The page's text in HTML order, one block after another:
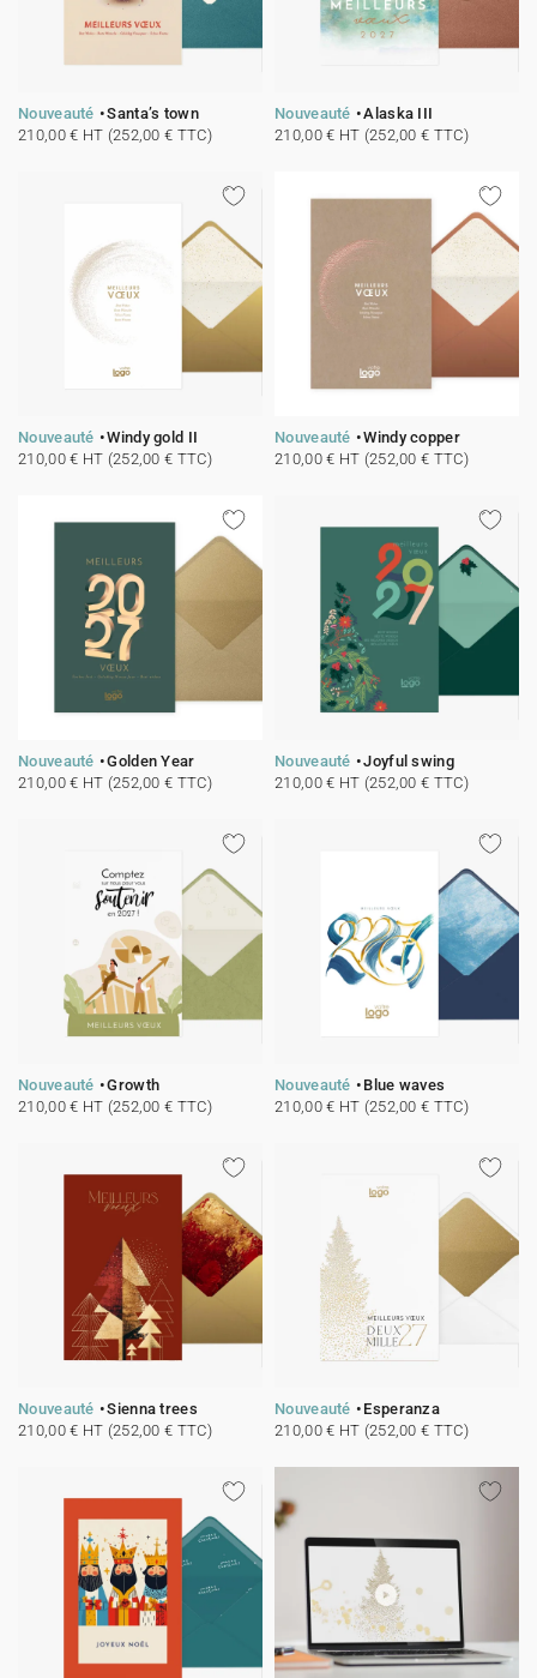
Nouveauté
Santa’s town
210,00 € HT (252,00 € TTC)
Nouveauté
Alaska III
210,00 € HT (252,00 € TTC)
Nouveauté
Windy gold II
210,00 € HT (252,00 € TTC)
Nouveauté
Windy copper
210,00 € HT (252,00 € TTC)
Nouveauté
Golden Year
210,00 € HT (252,00 € TTC)
Nouveauté
Joyful swing
210,00 € HT (252,00 € TTC)
Nouveauté
Growth
210,00 € HT (252,00 € TTC)
Nouveauté
Blue waves
210,00 € HT (252,00 € TTC)
Nouveauté
Sienna trees
210,00 € HT (252,00 € TTC)
Nouveauté
Esperanza
210,00 € HT (252,00 € TTC)